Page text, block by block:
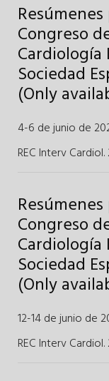
Congreso
Sociedad
(Only
4-6 de junio de
REC Interv Cardiol.
Congreso
Sociedad
(Only
12-14 de junio de
REC Interv